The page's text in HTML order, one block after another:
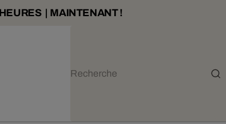
| MAINTENANT !